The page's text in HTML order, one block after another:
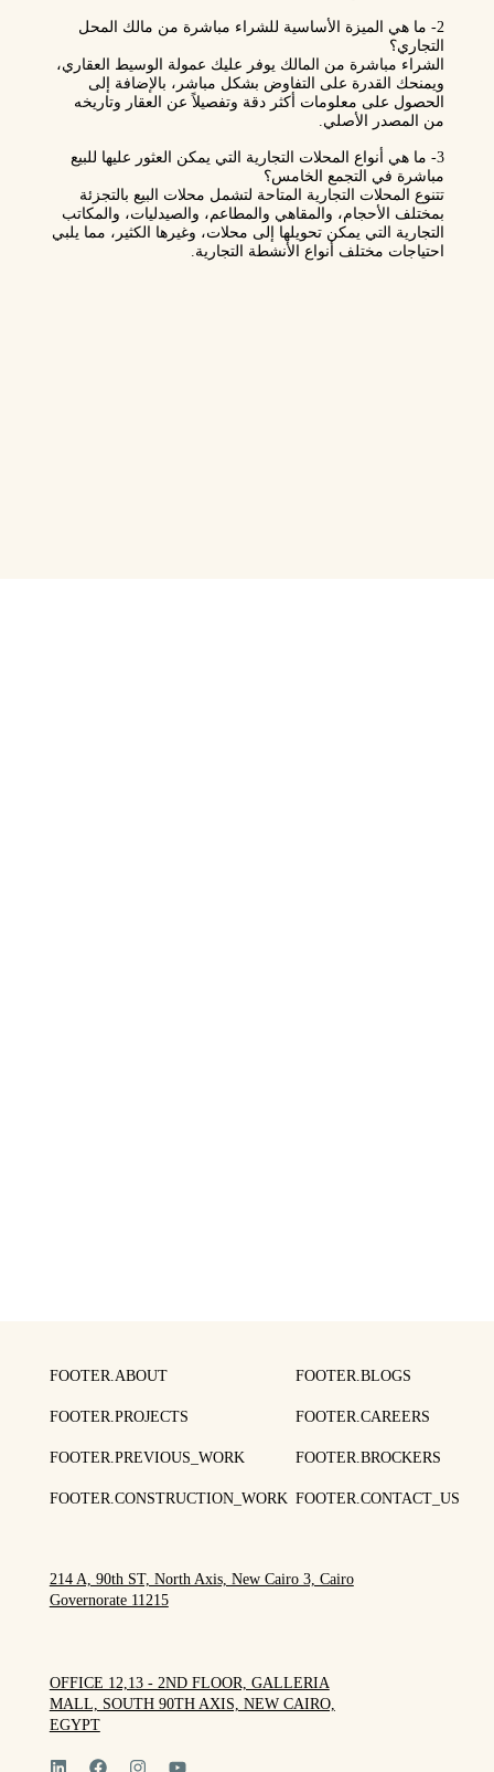
2- ما هي الميزة الأساسية للشراء مباشرة من مالك المحل
التجاري؟
الشراء مباشرة من المالك يوفر عليك عمولة الوسيط العقاري،
ويمنحك القدرة على التفاوض بشكل مباشر، بالإضافة إلى
الحصول على معلومات أكثر دقة وتفصيلاً عن العقار وتاريخه
من المصدر الأصلي.
3- ما هي أنواع المحلات التجارية التي يمكن العثور عليها للبيع
مباشرة في التجمع الخامس؟
تتنوع المحلات التجارية المتاحة لتشمل محلات البيع بالتجزئة
بمختلف الأحجام، والمقاهي والمطاعم، والصيدليات، والمكاتب
التجارية التي يمكن تحويلها إلى محلات، وغيرها الكثير، مما يلبي
احتياجات مختلف أنواع الأنشطة التجارية.
FOOTER.ABOUT
FOOTER.PROJECTS
FOOTER.PREVIOUS_WORK
FOOTER.CONSTRUCTION_WORK
FOOTER.BLOGS
FOOTER.CAREERS
FOOTER.BROCKERS
FOOTER.CONTACT_US
214 A, 90th ST, North Axis, New Cairo 3, Cairo
Governorate 11215
OFFICE 12,13 - 2ND FLOOR, GALLERIA
MALL, SOUTH 90TH AXIS, NEW CAIRO,
EGYPT